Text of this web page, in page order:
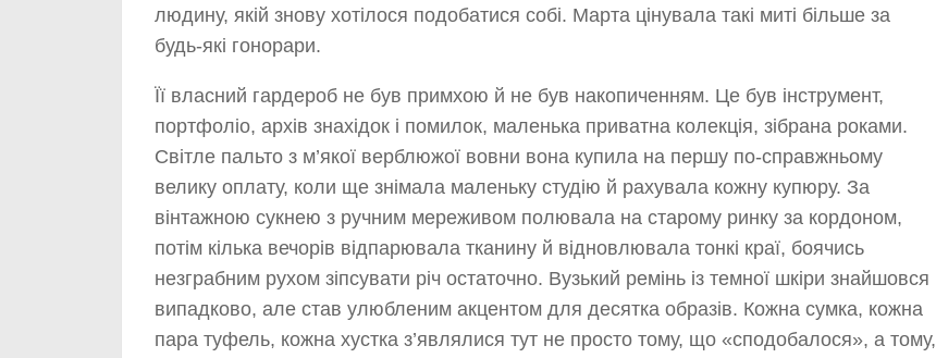
людину, якій знову хотілося подобатися собі. Марта цінувала такі миті більше за
будь-які гонорари.
Її власний гардероб не був примхою й не був накопиченням. Це був інструмент,
портфоліо, архів знахідок і помилок, маленька приватна колекція, зібрана роками.
Світле пальто з м’якої верблюжої вовни вона купила на першу по-справжньому
велику оплату, коли ще знімала маленьку студію й рахувала кожну купюру. За
вінтажною сукнею з ручним мереживом полювала на старому ринку за кордоном,
потім кілька вечорів відпарювала тканину й відновлювала тонкі краї, боячись
незграбним рухом зіпсувати річ остаточно. Вузький ремінь із темної шкіри знайшовся
випадково, але став улюбленим акцентом для десятка образів. Кожна сумка, кожна
пара туфель, кожна хустка з’являлися тут не просто тому, що «сподобалося», а тому,